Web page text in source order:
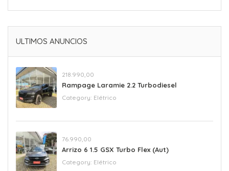
ULTIMOS ANUNCIOS
218.990,00
Rampage Laramie 2.2 Turbodiesel
Category: Elétrico
76.990,00
Arrizo 6 1.5 GSX Turbo Flex (Aut)
Category: Elétrico